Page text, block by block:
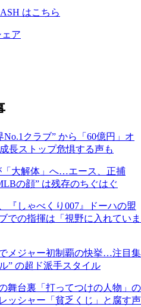
クラブ” から「60億円」オ
長ストップ危惧する声も
「大解体」へ…エース、正捕
の顔” は残存のちぐはぐ
『しゃべくり007』ドーハの盟
の指揮は「視野に入れていま
メジャー初制覇の快挙…注目集
” の超ド派手スタイル
舞台裏「打ってつけの人物」の
ッシャー「貧乏くじ」と腐す声